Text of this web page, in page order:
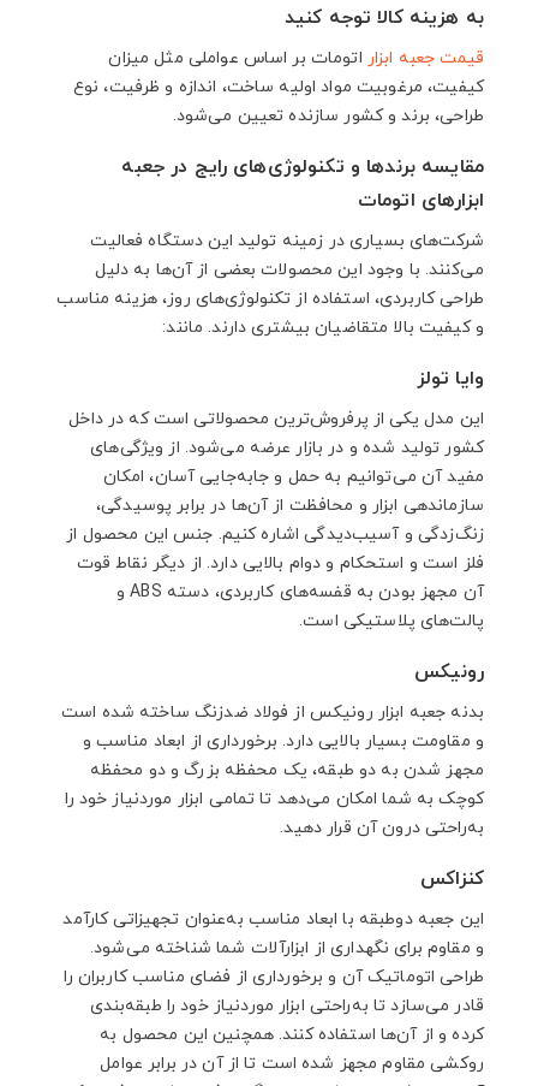
به هزینه کالا توجه کنید
قیمت جعبه ابزار اتومات بر اساس عواملی مثل میزان
کیفیت، مرغوبیت مواد اولیه ساخت، اندازه و ظرفیت، نوع
طراحی، برند و کشور سازنده تعیین می‌شود.
مقایسه برندها و تکنولوژی‌های رایج در جعبه
ابزارهای اتومات
شرکت‌های بسیاری در زمینه تولید این دستگاه فعالیت
می‌کنند. با وجود این محصولات بعضی از آن‌ها به دلیل
طراحی کاربردی، استفاده از تکنولوژی‌های روز، هزینه مناسب
و کیفیت بالا متقاضیان بیشتری دارند. مانند:
وایا تولز
این مدل یکی از پرفروش‌ترین محصولاتی است که در داخل
کشور تولید شده و در بازار عرضه می‌شود. از ویژگی‌های
مفید آن می‌توانیم به حمل و جابه‌جایی آسان، امکان
سازماندهی ابزار و محافظت از آن‌ها در برابر پوسیدگی،
زنگ‌زدگی و آسیب‌دیدگی اشاره کنیم. جنس این محصول از
فلز است و استحکام و دوام بالایی دارد. از دیگر نقاط قوت
آن مجهز بودن به قفسه‌های کاربردی، دسته ABS و
پالت‌های پلاستیکی است.
رونیکس
بدنه جعبه ابزار رونیکس از فولاد ضدزنگ ساخته شده است
و مقاومت بسیار بالایی دارد. برخورداری از ابعاد مناسب و
مجهز شدن به دو طبقه، یک محفظه بزرگ و دو محفظه
کوچک به شما امکان می‌دهد تا تمامی ابزار موردنیاز خود را
به‌راحتی درون آن قرار دهید.
کنزاکس
این جعبه دوطبقه با ابعاد مناسب به‌عنوان تجهیزاتی کارآمد
و مقاوم برای نگهداری از ابزارآلات شما شناخته می‌شود.
طراحی اتوماتیک آن و برخورداری از فضای مناسب کاربران را
قادر می‌سازد تا به‌راحتی ابزار موردنیاز خود را طبقه‌بندی
کرده و از آن‌ها استفاده کنند. همچنین این محصول به
روکشی مقاوم مجهز شده است تا از آن در برابر عوامل